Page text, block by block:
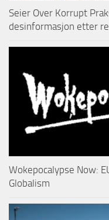
Seier Over Korrupt
desinformasjon etter
Wokepocalypse Now:
Globalism